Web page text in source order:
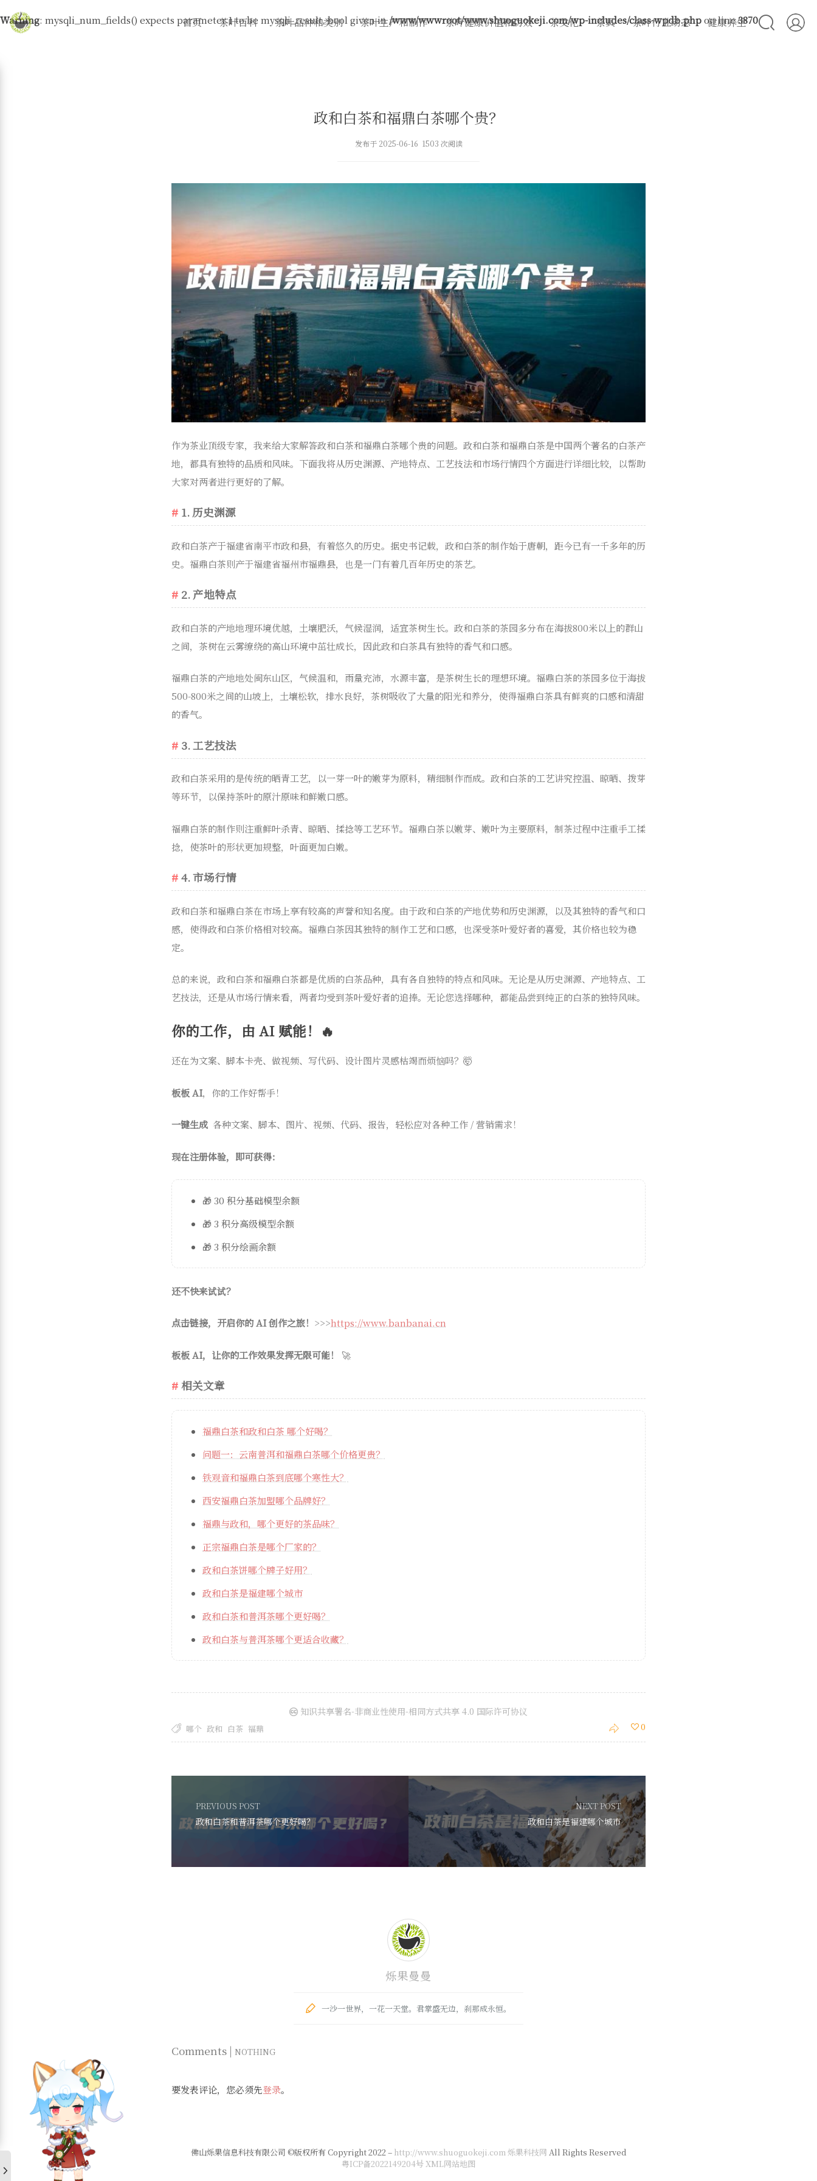
Warning: mysqli_num_fields() expects parameter 1 to be mysqli_result, bool given in/www/wwwroot/www.shuoguokeji.com/wp-includes/class-wpdb.phpon line3870
首页 茶叶百科 茶叶品种和类别 茶叶生产和制作 茶叶健康价值和功效 茶文化 茶具 茶叶行业动态 健康养生
政和白茶和福鼎白茶哪个贵？
发布于 2025-06-16 1503 次阅读
作为茶业顶级专家，我来给大家解答政和白茶和福鼎白茶哪个贵的问题。政和白茶和福鼎白茶是中国两个著名的白茶产
地，都具有独特的品质和风味。下面我将从历史渊源、产地特点、工艺技法和市场行情四个方面进行详细比较，以帮助
大家对两者进行更好的了解。
1. 历史渊源
政和白茶产于福建省南平市政和县，有着悠久的历史。据史书记载，政和白茶的制作始于唐朝，距今已有一千多年的历
史。福鼎白茶则产于福建省福州市福鼎县，也是一门有着几百年历史的茶艺。
2. 产地特点
政和白茶的产地地理环境优越，土壤肥沃，气候湿润，适宜茶树生长。政和白茶的茶园多分布在海拔800米以上的群山
之间，茶树在云雾缭绕的高山环境中茁壮成长，因此政和白茶具有独特的香气和口感。
福鼎白茶的产地地处闽东山区，气候温和，雨量充沛，水源丰富，是茶树生长的理想环境。福鼎白茶的茶园多位于海拔
500-800米之间的山坡上，土壤松软，排水良好，茶树吸收了大量的阳光和养分，使得福鼎白茶具有鲜爽的口感和清甜
的香气。
3. 工艺技法
政和白茶采用的是传统的晒青工艺，以一芽一叶的嫩芽为原料，精细制作而成。政和白茶的工艺讲究控温、晾晒、拨芽
等环节，以保持茶叶的原汁原味和鲜嫩口感。
福鼎白茶的制作则注重鲜叶杀青、晾晒、揉捻等工艺环节。福鼎白茶以嫩芽、嫩叶为主要原料，制茶过程中注重手工揉
捻，使茶叶的形状更加规整，叶面更加白嫩。
4. 市场行情
政和白茶和福鼎白茶在市场上享有较高的声誉和知名度。由于政和白茶的产地优势和历史渊源，以及其独特的香气和口
感，使得政和白茶价格相对较高。福鼎白茶因其独特的制作工艺和口感，也深受茶叶爱好者的喜爱，其价格也较为稳
定。
总的来说，政和白茶和福鼎白茶都是优质的白茶品种，具有各自独特的特点和风味。无论是从历史渊源、产地特点、工
艺技法，还是从市场行情来看，两者均受到茶叶爱好者的追捧。无论您选择哪种，都能品尝到纯正的白茶的独特风味。
你的工作，由 AI 赋能！🔥
还在为文案、脚本卡壳、做视频、写代码、设计图片灵感枯竭而烦恼吗？🤯
板板 AI，你的工作好帮手！
一键生成 各种文案、脚本、图片、视频、代码、报告，轻松应对各种工作 / 营销需求！
现在注册体验，即可获得：
🎁 30 积分基础模型余额
🎁 3 积分高级模型余额
🎁 3 积分绘画余额
还不快来试试？
点击链接，开启你的 AI 创作之旅！ >>>https://www.banbanai.cn
板板 AI，让你的工作效果发挥无限可能！ 🚀
相关文章
福鼎白茶和政和白茶 哪个好喝？
问题一：云南普洱和福鼎白茶哪个价格更贵？
铁观音和福鼎白茶到底哪个寒性大？
西安福鼎白茶加盟哪个品牌好？
福鼎与政和，哪个更好的茶品味？
正宗福鼎白茶是哪个厂家的？
政和白茶饼哪个牌子好用？
政和白茶是福建哪个城市
政和白茶和普洱茶哪个更好喝？
政和白茶与普洱茶哪个更适合收藏？
知识共享署名-非商业性使用-相同方式共享 4.0 国际许可协议
哪个 政和 白茶 福鼎 0
PREVIOUS POST
政和白茶和普洱茶哪个更好喝？
NEXT POST
政和白茶是福建哪个城市
烁果曼曼
一沙一世界，一花一天堂。君掌盛无边，刹那成永恒。
Comments | NOTHING
要发表评论，您必须先登录。
佛山烁果信息科技有限公司 ©版权所有 Copyright 2022 – http://www.shuoguokeji.com 烁果科技网 All Rights Reserved
粤ICP备2022149204号XML网站地图